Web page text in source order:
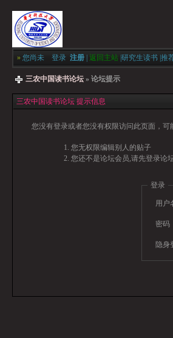
» 您尚未 登录 注册 返回主站 研究生读书 推
三农中国读书论坛 » 论坛提示
三农中国读书论坛 提示信息
您没有登录或者您没有权限访问此页面，可
您无权限编辑别人的贴子
您还不是论坛会员,请先登录论
登录
用户
密码
隐身